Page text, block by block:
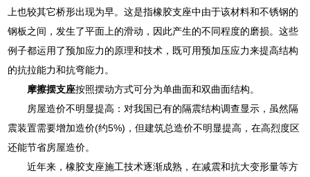
上也较其它桥形出现为早。这是指橡胶支座中由于该材料和不锈钢的
钢板之间，发生了平面上的滑动，因此产生的不同程度的磨损。这些
例子都运用了预加应力的原理和技术，既可用预加压应力来提高结构
的抗拉能力和抗弯能力。
摩擦摆支座按照摆动方式可分为单曲面和双曲面结构。
房屋造价不明显提高：对我国已有的隔震结构调查显示，虽然隔
震装置需要增加造价(约5%)，但建筑总造价不明显提高，在高烈度区
还能节省房屋造价。
近年来，橡胶支座施工技术逐渐成熟，在减震和抗大变形量等方